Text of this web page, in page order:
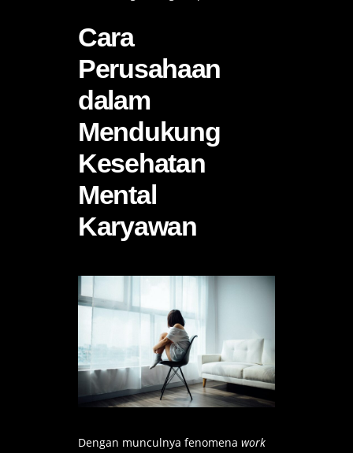
Cara
Perusahaan
dalam
Mendukung
Kesehatan
Mental
Karyawan
Dengan munculnya fenomena work